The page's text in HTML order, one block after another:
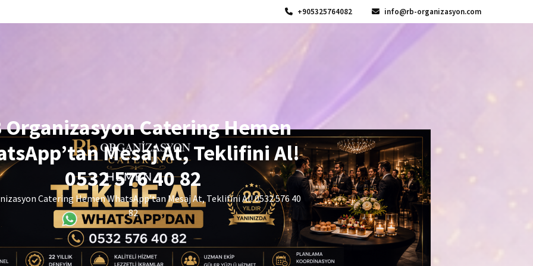
+905325764082 info@rb-organizasyon.com
Organizasyon Catering Hemen
Mesaj At, Teklifini Al!
0532 576 40 82
Catering Hemen WhatsApp’tan Mesaj At, Teklifini Al! 0532 576 40
82